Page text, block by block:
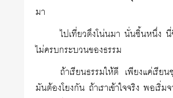
มา
ไปเที่ยวดึงโน่นมา นั่นชิ้นหนึ่ง
ไม่ครบกระบวนของธรรม
ถ้าเรียนธรรมให้ดี เพียงแค่เรี
มันต้องโยงกัน ถ้าเราเข้าใจจริง พอเริ่